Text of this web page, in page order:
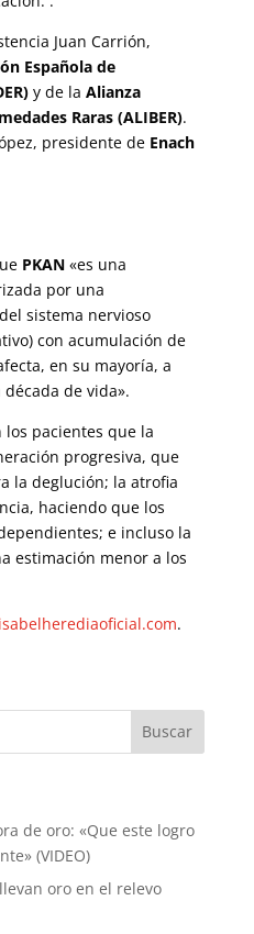
Juan Carrión,
Española de
y de la Alianza
Raras (ALIBER).
presidente de Enach
PKAN«es una
por una
sistema nervioso
con acumulación de
en su mayoría, a
de vida».
los pacientes que la
progresiva, que
la deglución; la atrofia
haciendo que los
e incluso la
estimación menor a los
.
de oro: «Que este logro
(VIDEO)
oro en el relevo